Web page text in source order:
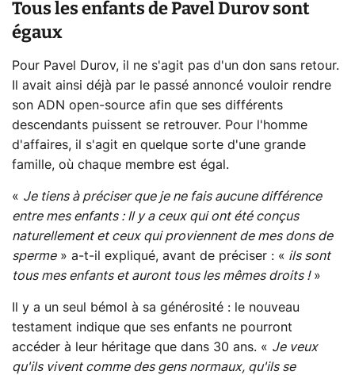
Tous les enfants de Pavel Durov sont
égaux
Pour Pavel Durov, il ne s'agit pas d'un don sans retour.
Il avait ainsi déjà par le passé annoncé vouloir rendre
son ADN open-source afin que ses différents
descendants puissent se retrouver. Pour l'homme
d'affaires, il s'agit en quelque sorte d'une grande
famille, où chaque membre est égal.
« Je tiens à préciser que je ne fais aucune différence
entre mes enfants : Il y a ceux qui ont été conçus
naturellement et ceux qui proviennent de mes dons de
sperme» a-t-il expliqué, avant de préciser : « ils sont
tous mes enfants et auront tous les mêmes droits !»
Il y a un seul bémol à sa générosité : le nouveau
testament indique que ses enfants ne pourront
accéder à leur héritage que dans 30 ans. « Je veux
qu'ils vivent comme des gens normaux, qu'ils se